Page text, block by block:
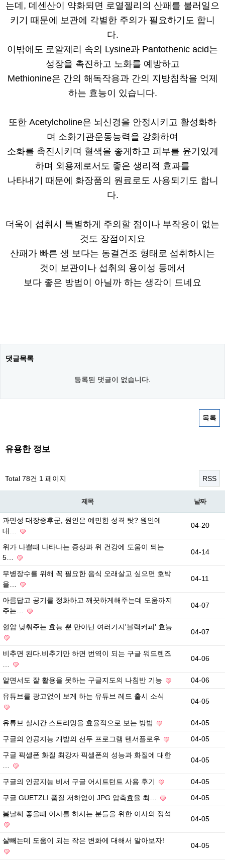
는데, 데센산이 약화되면 로열젤리의 산패를 불러일으
키기 때문에 보관에 각별한 주의가 필요하기도 합니
다.
이밖에도 로얄제리 속의 Lysine과 Pantothenic acid는
성장을 촉진하고 노화를 예방하고
Methionine은 간의 해독작용과 간의 지방침착을 억제
하는 효능이 있습니다.
또한 Acetylcholine은 뇌신경을 안정시키고 활성화하
며 소화기관운동능력을 강화하여
소화를 촉진시키며 혈색을 좋게하고 피부를 윤기있게
하며 외용제로서도 좋은 생리적 효과를
나타내기 때문에 화장품의 원료로도 사용되기도 합니
다.
더욱이 섭취시 특별하게 주의할 점이나 부작용이 없는
것도 장점이지요
산패가 빠른 생 보다는 동결건조 형태로 섭취하시는
것이 보관이나 섭취의 용이성 등에서
보다 좋은 방법이 아닐까 하는 생각이 드네요
댓글목록
등록된 댓글이 없습니다.
목록
유용한 정보
Total 78건 1 페이지 RSS
제목 날짜
과민성 대장증후군, 원인은 예민한 성격 탓? 원인에
대…
04-20
위가 나쁠때 나타나는 증상과 위 건강에 도움이 되는
5…
04-14
무병장수를 위해 꼭 필요한 음식 오래살고 싶으면 호박
을…
04-11
아름답고 공기를 정화하고 깨끗하게해주는데 도움까지
주는…
04-07
혈압 낮춰주는 효능 뿐 만아닌 여러가지'블랙커피' 효능
04-07
비추면 된다.비추기만 하면 번역이 되는 구글 워드렌즈
04-06
알면서도 잘 활용을 못하는 구글지도의 나침반 기능
04-06
유튜브를 광고없이 보게 하는 유튜브 레드 출시 소식
04-05
유튜브 실시간 스트리밍을 효율적으로 보는 방법
04-05
구글의 인공지능 개발의 선두 프로그램 텐서플로우
04-05
구글 픽셀폰 화질 최강자 픽셀폰의 성능과 화질에 대한
04-05
구글의 인공지능 비서 구글 어시트턴트 사용 후기
04-05
구글 GUETZLI 품질 저하없이 JPG 압축효율 최…
04-05
봄날씨 좋을때 이사를 하시는 분들을 위한 이사의 정석
04-05
살빼는데 도움이 되는 작은 변화에 대해서 알아보자!
04-05